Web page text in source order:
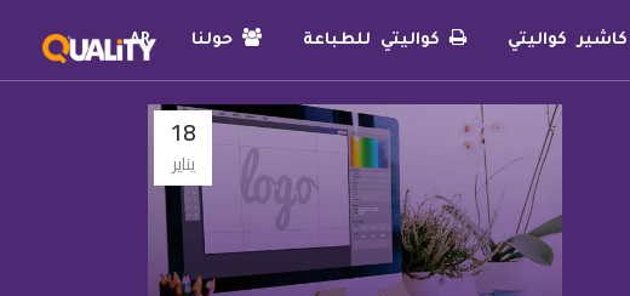
كاشير كواليتي كواليتي للطباعة حولنا AR
18
يناير